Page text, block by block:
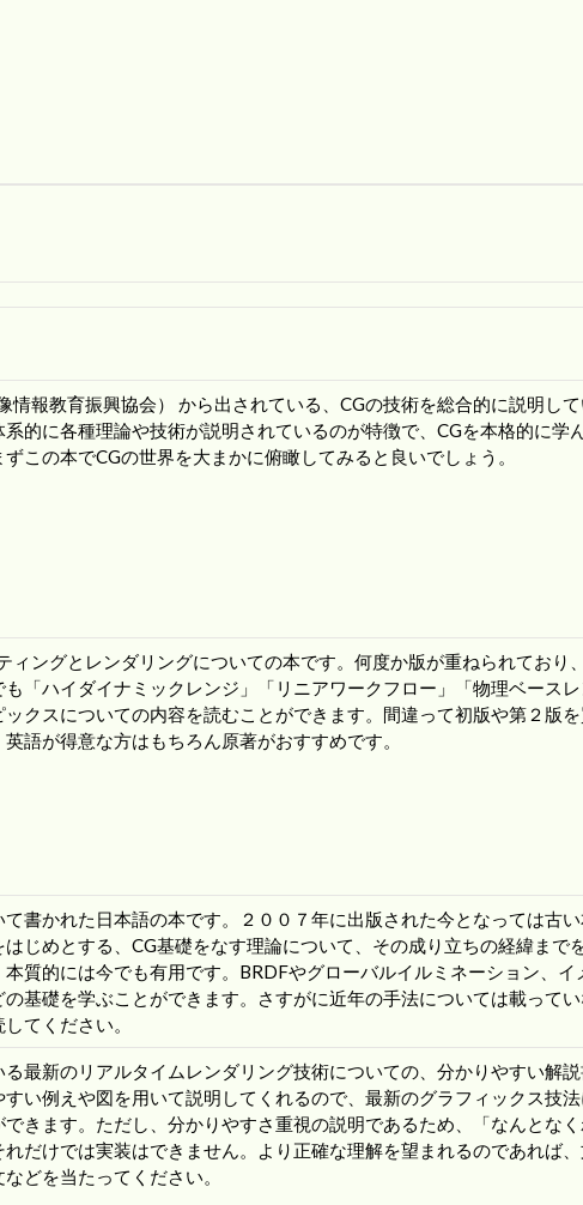
情報教育振興協会） から出されている、CGの技術を総合的に説明して
的に各種理論や技術が説明されているのが特徴で、CGを本格的に学
この本でCGの世界を大まかに俯瞰してみると良いでしょう。
ィングとレンダリングについての本です。何度か版が重ねられており
「ハイダイナミックレンジ」「リニアワークフロー」「物理ベース
クスについての内容を読むことができます。間違って初版や第２版
語が得意な方はもちろん原著がおすすめです。
書かれた日本語の本です。２００７年に出版された今となっては古
じめとする、CG基礎をなす理論について、その成り立ちの経緯まで
質的には今でも有用です。BRDFやグローバルイルミネーション、イ
基礎を学ぶことができます。さすがに近年の手法については載って
てください。
最新のリアルタイムレンダリング技術についての、分かりやすい解
い例えや図を用いて説明してくれるので、最新のグラフィックス技
きます。ただし、分かりやすさ重視の説明であるため、「なんとな
だけでは実装はできません。より正確な理解を望まれるのであれば、
どを当たってください。